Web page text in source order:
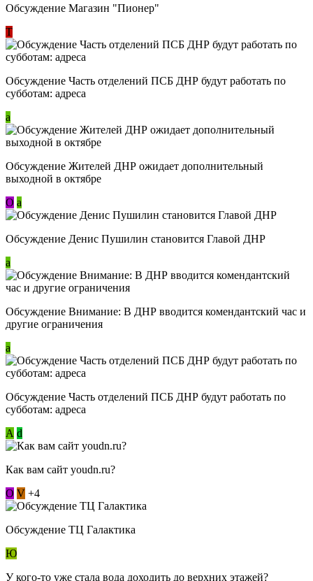
Обсуждение Магазин "Пионер"
Т
Обсуждение Часть отделений ПСБ ДНР будут работать по
субботам: адреса
a
Обсуждение Жителей ДНР ожидает дополнительный
выходной в октябре
О a
Обсуждение Денис Пушилин становится Главой ДНР
a
Обсуждение Внимание: В ДНР вводится комендантский час и
другие ограничения
a
Обсуждение Часть отделений ПСБ ДНР будут работать по
субботам: адреса
А d
Как вам сайт youdn.ru?
О V +4
Обсуждение ТЦ Галактика
Ю
У кого-то уже стала вода доходить до верхних этажей?